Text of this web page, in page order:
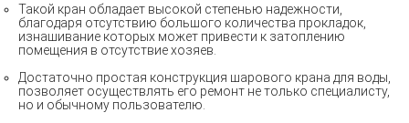
Такой кран обладает высокой степенью надежности,
благодаря отсутствию большого количества прокладок,
изнашивание которых может привести к затоплению
помещения в отсутствие хозяев.
Достаточно простая конструкция шарового крана для воды,
позволяет осуществлять его ремонт не только специалисту,
но и обычному пользователю.